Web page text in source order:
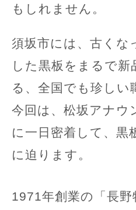
もしれません。
須坂市には、古くな
した黒板をまるで新
る、全国でも珍しい
今回は、松坂アナウ
に一日密着して、黒
に迫ります。
1971年創業の「長野